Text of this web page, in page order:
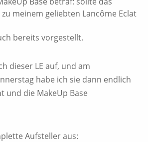
meinem geliebten Lancôme Eclat
bereits vorgestellt.
dieser LE auf, und am
habe ich sie dann endlich
und die MakeUp Base
Aufsteller aus: